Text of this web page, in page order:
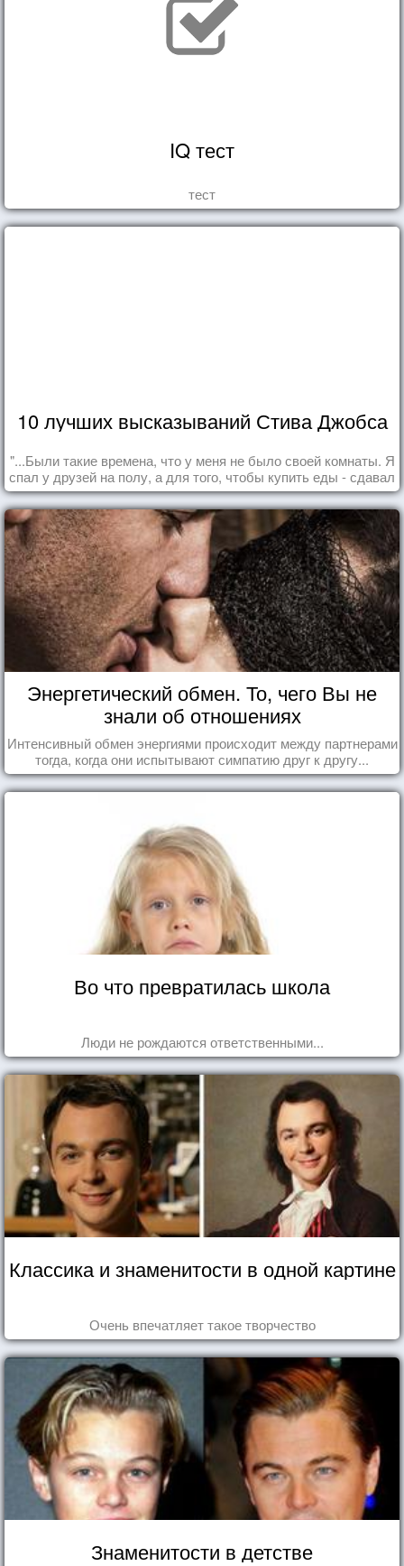
IQ тест
тест
10 лучших высказываний Стива Джобса
"...Были такие времена, что у меня не было своей комнаты. Я
спал у друзей на полу, а для того, чтобы купить еды - сдавал
бутылки из под кока-колы"
Энергетический обмен. То, чего Вы не
знали об отношениях
Интенсивный обмен энергиями происходит между партнерами
тогда, когда они испытывают симпатию друг к другу...
Во что превратилась школа
Люди не рождаются ответственными...
Классика и знаменитости в одной картине
Очень впечатляет такое творчество
Знаменитости в детстве